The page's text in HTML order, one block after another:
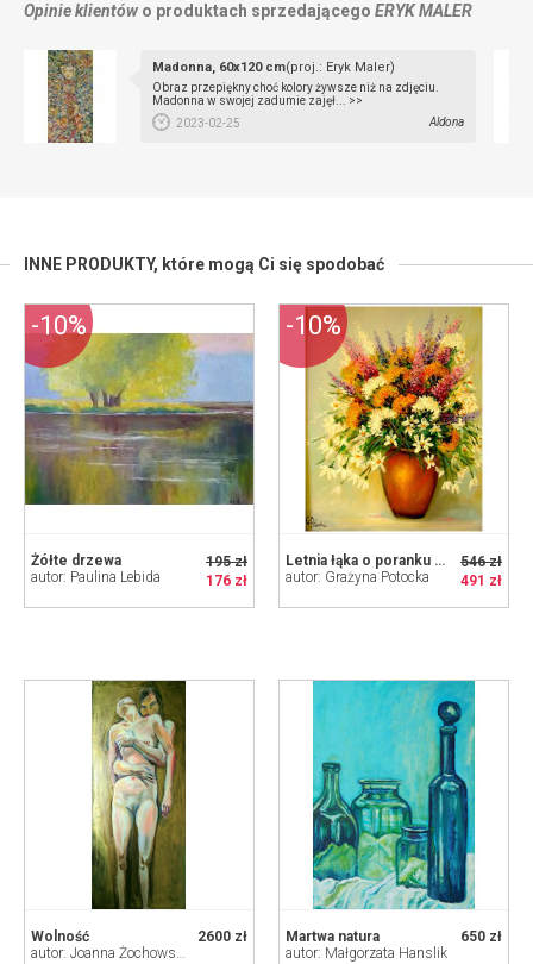
Opinie klientów o produktach sprzedającego ERYK MALER
Madonna, 60x120 cm(proj.: Eryk Maler)
Obraz przepiękny choć kolory żywsze niż na zdjęciu.
Madonna w swojej zadumie zajęł... >>
2023-02-25
Aldona
INNE PRODUKTY, które mogą Ci się spodobać
195 zł
176 zł
Żółte drzewa
autor: Paulina Lebida
-10%
546 zł
491 zł
Letnia łąka o poranku obraz olejny 40-50cm w ramie
autor: Grażyna Potocka
-10%
2600 zł
Wolność
autor: Joanna Żochowska
650 zł
Martwa natura
autor: Małgorzata Hanslik